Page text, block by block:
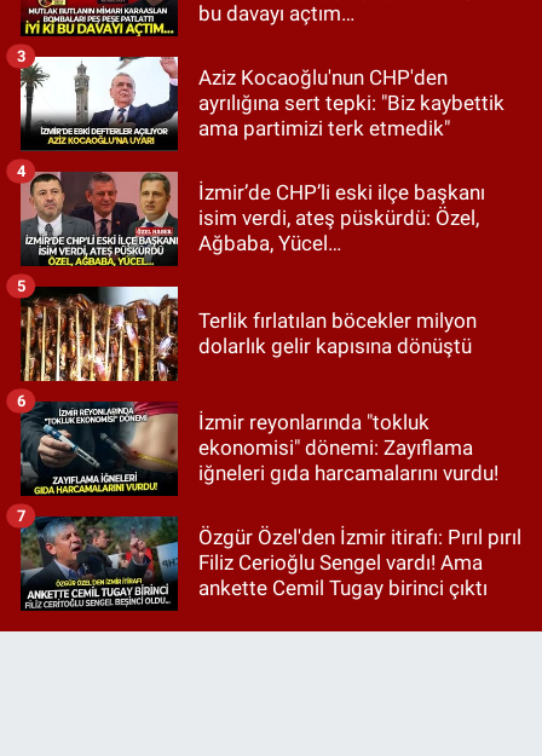
bu davayı açtım…
Aziz Kocaoğlu'nun CHP'den
ayrılığına sert tepki: "Biz kaybettik
ama partimizi terk etmedik"
3
İzmir’de CHP’li eski ilçe başkanı
isim verdi, ateş püskürdü: Özel,
Ağbaba, Yücel…
4
Terlik fırlatılan böcekler milyon
dolarlık gelir kapısına dönüştü
5
İzmir reyonlarında "tokluk
ekonomisi" dönemi: Zayıflama
iğneleri gıda harcamalarını vurdu!
6
Özgür Özel'den İzmir itirafı: Pırıl pırıl
Filiz Cerioğlu Sengel vardı! Ama
ankette Cemil Tugay birinci çıktı
7